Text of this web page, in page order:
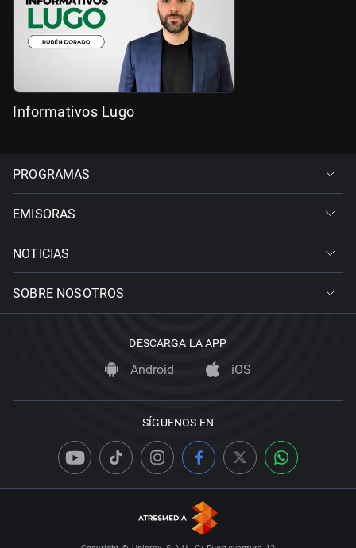
Informativos Lugo
PROGRAMAS
EMISORAS
NOTICIAS
SOBRE NOSOTROS
DESCARGA LA APP
Android iOS
SÍGUENOS EN